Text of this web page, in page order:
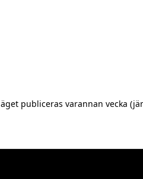
publiceras varannan vecka